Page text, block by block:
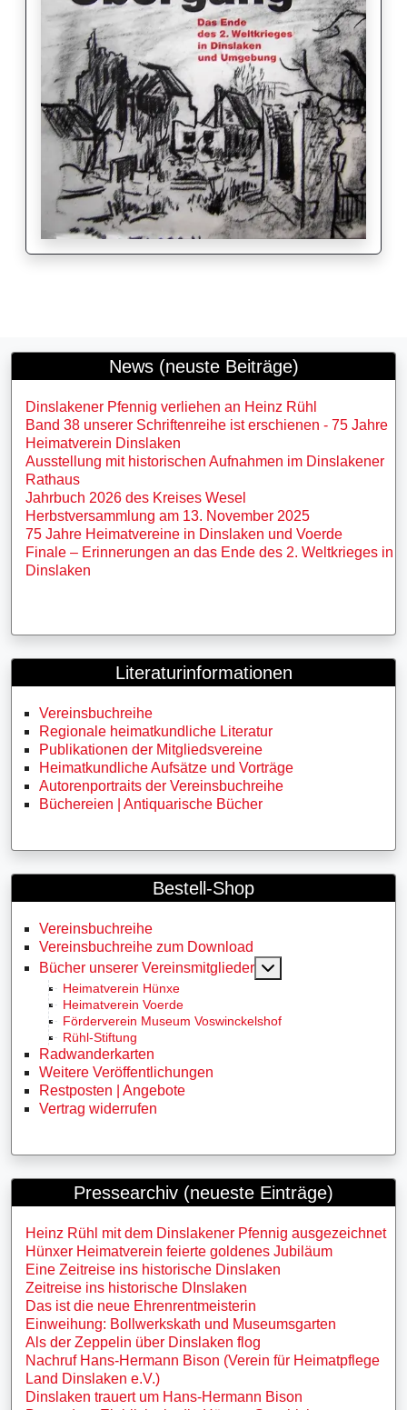
News (neuste Beiträge)
Dinslakener Pfennig verliehen an Heinz Rühl
Band 38 unserer Schriftenreihe ist erschienen - 75 Jahre
Heimatverein Dinslaken
Ausstellung mit historischen Aufnahmen im Dinslakener
Rathaus
Jahrbuch 2026 des Kreises Wesel
Herbstversammlung am 13. November 2025
75 Jahre Heimatvereine in Dinslaken und Voerde
Finale – Erinnerungen an das Ende des 2. Weltkrieges in
Dinslaken
Literaturinformationen
Vereinsbuchreihe
Regionale heimatkundliche Literatur
Publikationen der Mitgliedsvereine
Heimatkundliche Aufsätze und Vorträge
Autorenportraits der Vereinsbuchreihe
Büchereien | Antiquarische Bücher
Bestell-Shop
Vereinsbuchreihe
Vereinsbuchreihe zum Download
Bücher unserer Vereinsmitglieder
Heimatverein Hünxe
Heimatverein Voerde
Förderverein Museum Voswinckelshof
Rühl-Stiftung
Radwanderkarten
Weitere Veröffentlichungen
Restposten | Angebote
Vertrag widerrufen
Pressearchiv (neueste Einträge)
Heinz Rühl mit dem Dinslakener Pfennig ausgezeichnet
Hünxer Heimatverein feierte goldenes Jubiläum
Eine Zeitreise ins historische Dinslaken
Zeitreise ins historische DInslaken
Das ist die neue Ehrenrentmeisterin
Einweihung: Bollwerkskath und Museumsgarten
Als der Zeppelin über Dinslaken flog
Nachruf Hans-Hermann Bison (Verein für Heimatpflege
Land Dinslaken e.V.)
Dinslaken trauert um Hans-Hermann Bison